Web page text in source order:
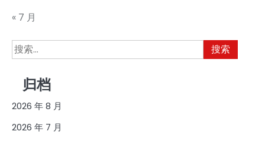
« 7 月
搜
索：
归档
2026 年 8 月
2026 年 7 月